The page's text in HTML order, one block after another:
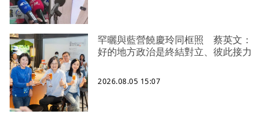
罕曬與藍營饒慶玲同框照 蔡英文：
好的地方政治是終結對立、彼此接力
2026.08.05 15:07